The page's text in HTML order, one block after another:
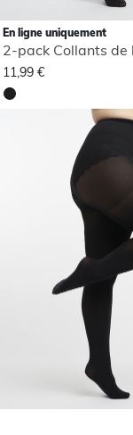
En ligne uniquement
11,99 €